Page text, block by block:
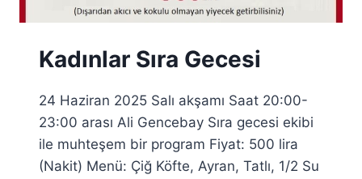
Kadınlar Sıra Gecesi
24 Haziran 2025 Salı akşamı Saat 20:00-
23:00 arası Ali Gencebay Sıra gecesi ekibi
ile muhteşem bir program Fiyat: 500 lira
(Nakit) Menü: Çiğ Köfte, Ayran, Tatlı, 1/2 Su